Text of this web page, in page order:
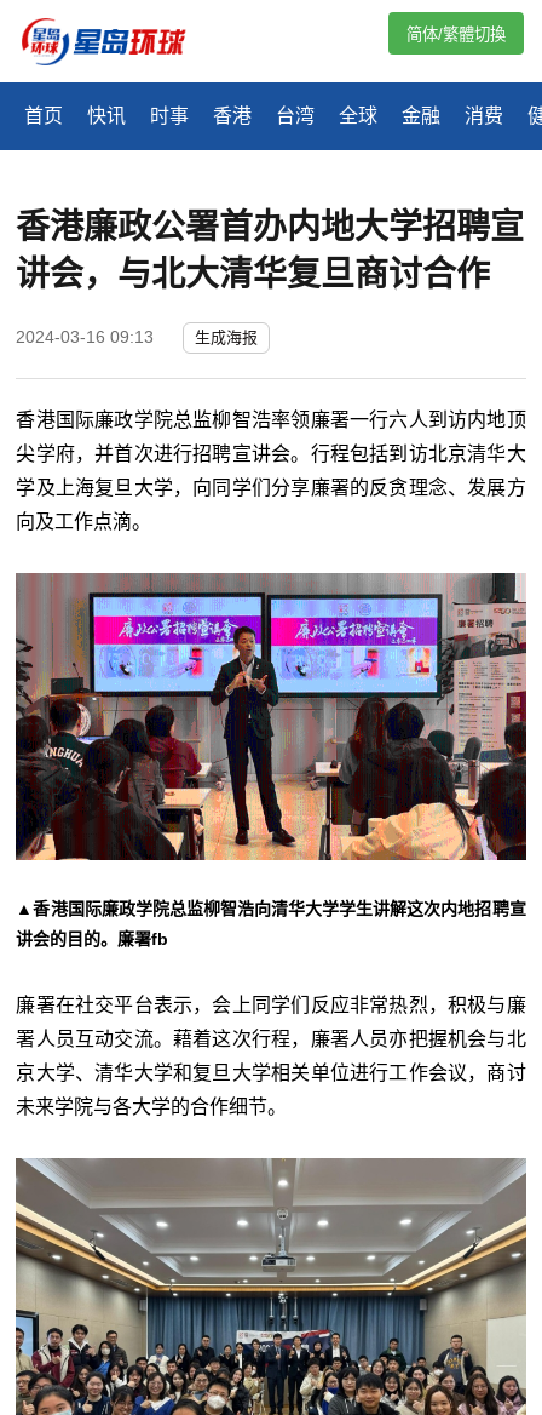
首页 快讯 时事 香港 台湾 全球 金融 消费
简体/繁體切換
香港廉政公署首办内地大学招聘宣
讲会，与北大清华复旦商讨合作
2024-03-16 09:13 生成海报
香港国际廉政学院总监柳智浩率领廉署一行六人到访内地顶
尖学府，并首次进行招聘宣讲会。行程包括到访北京清华大
学及上海复旦大学，向同学们分享廉署的反贪理念、发展方
向及工作点滴。
▲香港国际廉政学院总监柳智浩向清华大学学生讲解这次内地招聘宣
讲会的目的。廉署fb
廉署在社交平台表示，会上同学们反应非常热烈，积极与廉
署人员互动交流。藉着这次行程，廉署人员亦把握机会与北
京大学、清华大学和复旦大学相关单位进行工作会议，商讨
未来学院与各大学的合作细节。